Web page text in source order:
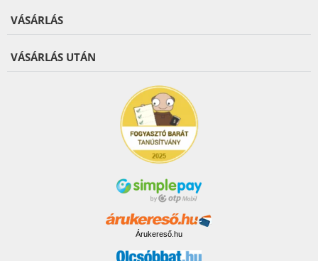
VÁSÁRLÁS
VÁSÁRLÁS UTÁN
Árukereső.hu